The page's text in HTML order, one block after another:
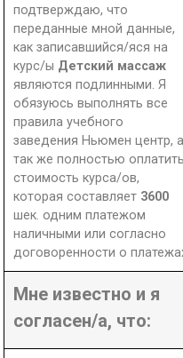
подтверждаю, что
переданные мной данные,
как записавшийся/яся на
курс/ы Детский массаж
являются подлинными. Я
обязуюсь выполнять все
правила учебного
заведения Ньюмен центр, а
так же полностью оплатить
стоимость курса/ов,
которая составляет 3600
шек. одним платежом
наличными или согласно
договоренности о
Мне известно и я
согласен/а, что: